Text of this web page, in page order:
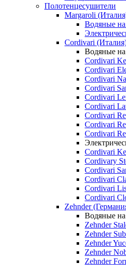
Полотенцесушители
Margaroli
Водяные
Cordivari
Водяные
Cordivari
Cordivari
Cordivari
Cordivari
Cordivari
Cordivari
Cordivari
Cordivari
Cordivari
Cordivari
Cordivary
Cordivari
Cordivari
Cordivari
Cordivari
Zehnder
Водяные
Zehnder
Zehnder
Zehnder
Zehnder
Zehnder